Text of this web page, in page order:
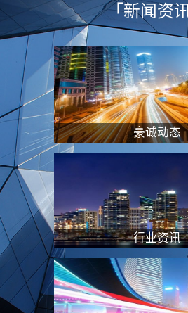
式成为海德股份（股票代码
SZ.000567）旗下一级子公
目前国内唯一由上市公司
人机构，标志着企业发展迈
依托上市公司平台资源，公
“专业服务+资本赋能”的双
在特殊资产处置、企业重组
领域形成独特竞争优势，持
新发展。#联系方式电话：
B座2102
「新闻资
豪诚动态
行业资讯